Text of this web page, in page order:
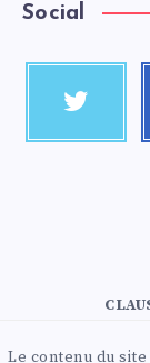
Social
Le contenu du